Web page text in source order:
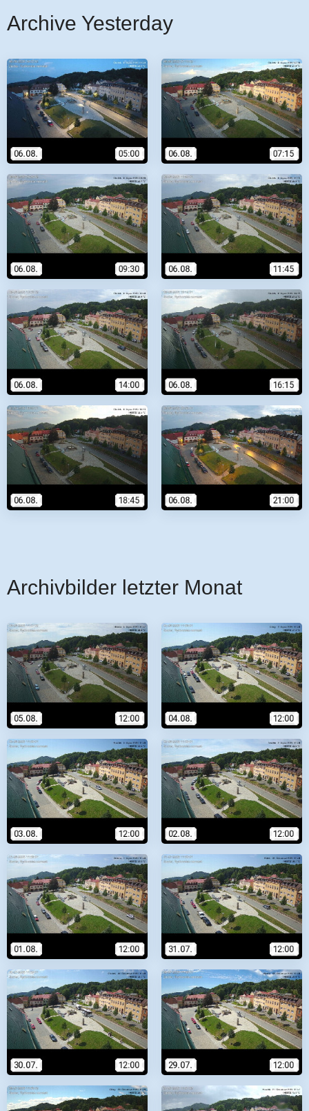
Archive Yesterday
Archivbilder letzter Monat